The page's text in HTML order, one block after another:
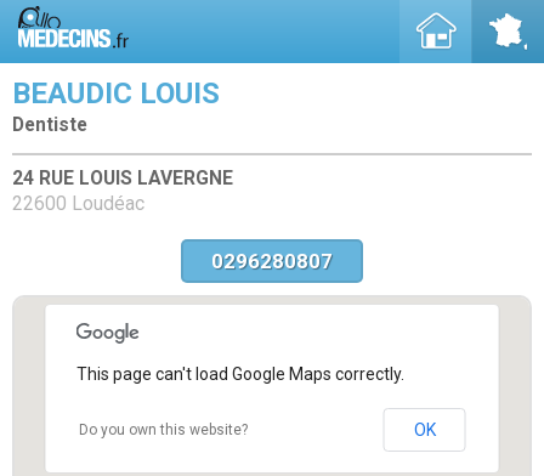
BEAUDIC LOUIS
Dentiste
24 RUE LOUIS LAVERGNE
22600 Loudéac
0296280807
This page can't load Google Maps correctly.
Do you own this website? OK